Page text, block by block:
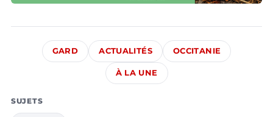
GARD ACTUALITÉS OCCITANIE
À LA UNE
SUJETS